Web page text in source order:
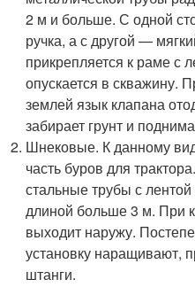
2 м и больше. С одной
ручка, а с другой —
прикрепляется к раме с
опускается в скважину.
землей язык клапана
забирает грунт и
Шнековые. К данному
часть буров для
стальные трубы с
длиной больше 3 м. При
выходит наружу.
установку наращивают,
штанги.